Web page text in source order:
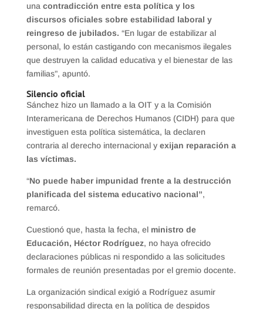
una contradicción entre esta política y los
discursos oficiales sobre estabilidad laboral y
reingreso de jubilados. “En lugar de estabilizar al
personal, lo están castigando con mecanismos ilegales
que destruyen la calidad educativa y el bienestar de las
familias”, apuntó.
Silencio oficial
Sánchez hizo un llamado a la OIT y a la Comisión
Interamericana de Derechos Humanos (CIDH) para que
investiguen esta política sistemática, la declaren
contraria al derecho internacional y exijan reparación a
las víctimas.
“No puede haber impunidad frente a la destrucción
planificada del sistema educativo nacional”,
remarcó.
Cuestionó que, hasta la fecha, el ministro de
Educación, Héctor Rodríguez, no haya ofrecido
declaraciones públicas ni respondido a las solicitudes
formales de reunión presentadas por el gremio docente.
La organización sindical exigió a Rodríguez asumir
responsabilidad directa en la política de despidos